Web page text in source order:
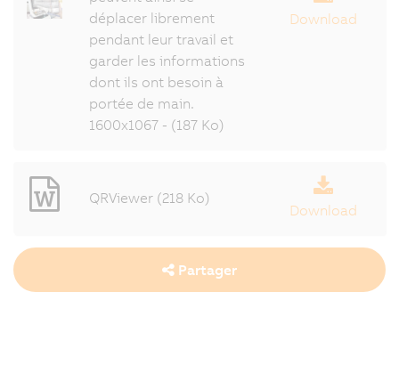
déplacer librement
pendant leur travail et
garder les informations
dont ils ont besoin à
portée de main.
1600x1067 - (187 Ko)
Download
QRViewer (218 Ko)
Download
Partager